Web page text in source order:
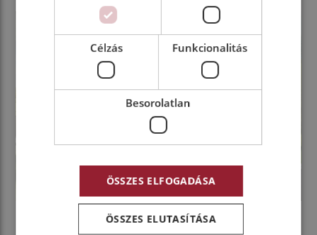
Célzás Funkcionalitás
Besorolatlan
ÖSSZES ELFOGADÁSA
ÖSSZES ELUTASÍTÁSA